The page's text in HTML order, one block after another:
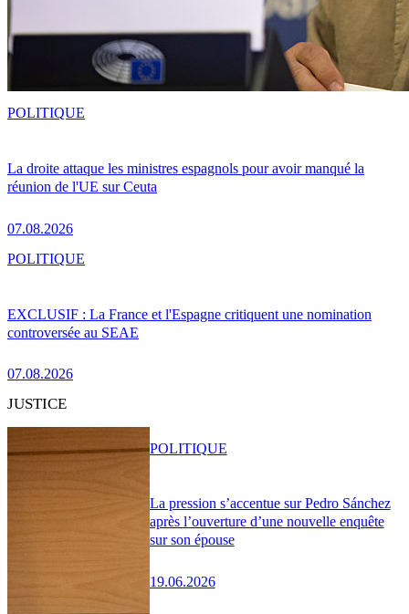
La droite attaque les ministres espagnols pour avoir manqué la
réunion de l'UE sur Ceuta
07.08.2026
POLITIQUE
EXCLUSIF : La France et l'Espagne critiquent une nomination
controversée au SEAE
07.08.2026
POLITIQUE
JUSTICE
La pression s’accentue sur Pedro Sánchez
après l’ouverture d’une nouvelle enquête
sur son épouse
19.06.2026
POLITIQUE